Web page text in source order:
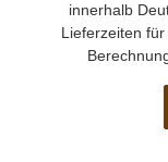
innerhalb
Lieferzeiten